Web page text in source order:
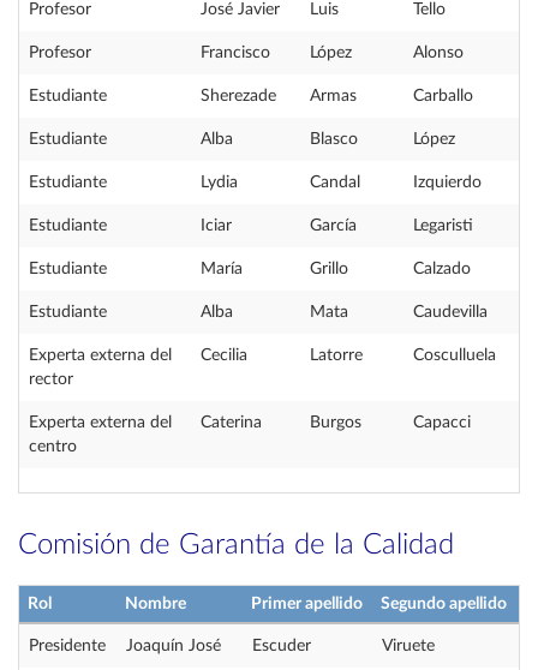
Profesor José Javier Luis Tello
Profesor Francisco López Alonso
Estudiante Sherezade Armas Carballo
Estudiante Alba Blasco López
Estudiante Lydia Candal Izquierdo
Estudiante Iciar García Legaristi
Estudiante María Grillo Calzado
Estudiante Alba Mata Caudevilla
Experta externa del
rector
Cecilia Latorre Cosculluela
Experta externa del
centro
Caterina Burgos Capacci
Comisión de Garantía de la Calidad
Rol Nombre Primer apellido Segundo apellido
Presidente Joaquín José Escuder Viruete